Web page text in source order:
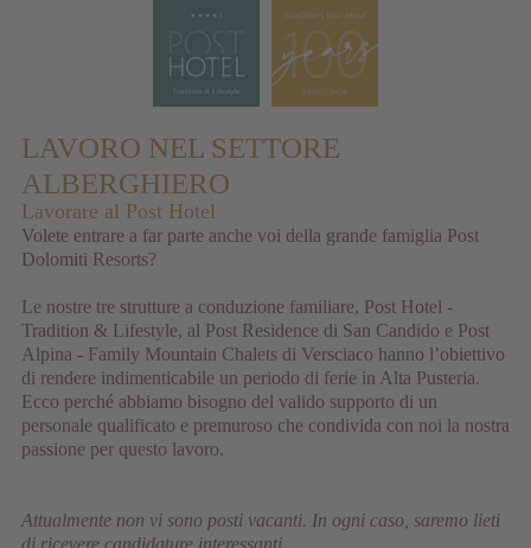
LAVORO NEL SETTORE
ALBERGHIERO
Lavorare al Post Hotel
Volete entrare a far parte anche voi della grande famiglia Post
Dolomiti Resorts?
Le nostre tre strutture a conduzione familiare, Post Hotel -
Tradition & Lifestyle, al Post Residence di San Candido e Post
Alpina - Family Mountain Chalets di Versciaco hanno l’obiettivo
di rendere indimenticabile un periodo di ferie in Alta Pusteria.
Ecco perché abbiamo bisogno del valido supporto di un
personale qualificato e premuroso che condivida con noi la nostra
passione per questo lavoro.
Attualmente non vi sono posti vacanti. In ogni caso, saremo lieti
di ricevere candidature interessanti.